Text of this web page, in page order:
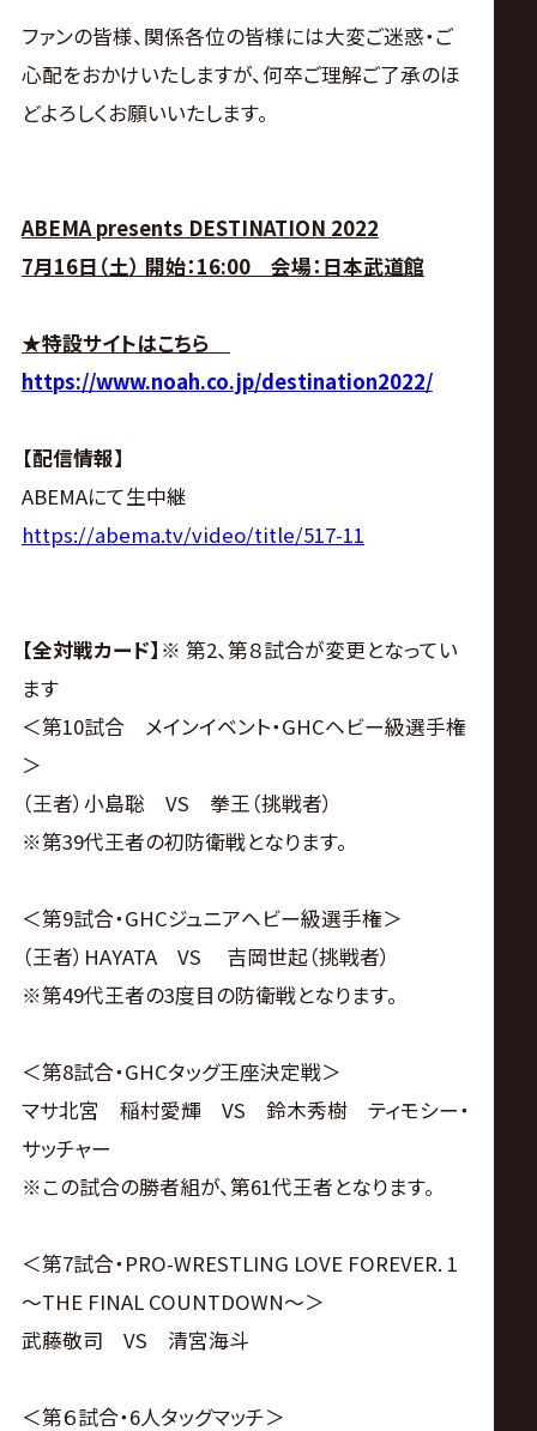
ファンの皆様、関係各位の皆様には大変ご迷惑・ご
心配をおかけいたしますが、何卒ご理解ご了承のほ
どよろしくお願いいたします。
ABEMA presents DESTINATION 2022
7月16日（土） 開始：16:00 会場：日本武道館
★特設サイトはこちら
https://www.noah.co.jp/destination2022/
【配信情報】
ABEMAにて生中継
https://abema.tv/video/title/517-11
【全対戦カード】 ※ 第2、第８試合が変更となってい
ます
＜第10試合 メインイベント・GHCヘビー級選手権
＞
（王者）小島聡 VS 拳王（挑戦者）
※第39代王者の初防衛戦となります。
＜第9試合・GHCジュニアヘビー級選手権＞
（王者）HAYATA VS 吉岡世起（挑戦者）
※第49代王者の3度目の防衛戦となります。
＜第8試合・GHCタッグ王座決定戦＞
マサ北宮 稲村愛輝 VS 鈴木秀樹 ティモシー・
サッチャー
※この試合の勝者組が、第61代王者となります。
＜第7試合・PRO-WRESTLING LOVE FOREVER. 1
～THE FINAL COUNTDOWN～＞
武藤敬司 VS 清宮海斗
＜第６試合・6人タッグマッチ＞